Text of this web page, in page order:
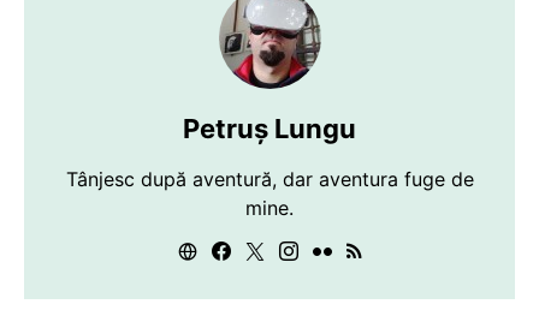
Petruș Lungu
Tânjesc după aventură, dar aventura fuge de
mine.